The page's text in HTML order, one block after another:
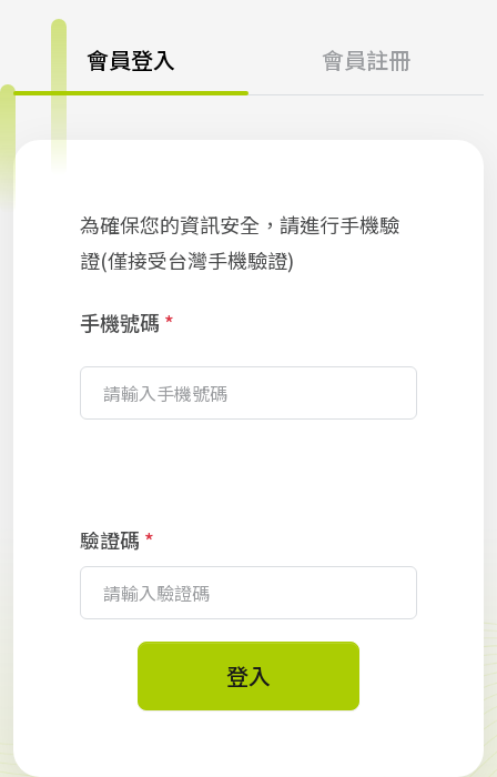
會員登入 會員註冊
為確保您的資訊安全，請進行手機驗
證(僅接受台灣手機驗證)
手機號碼 *
驗證碼 *
登入